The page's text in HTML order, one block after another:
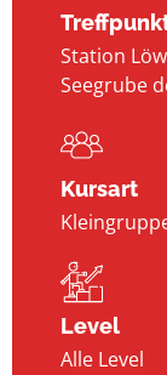
Station
Seegrube
Kursart
Level
Alle Level